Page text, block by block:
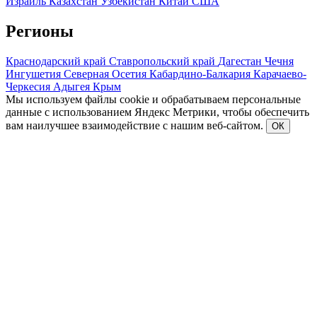
Регионы
Краснодарский край Ставропольский край Дагестан Чечня
Ингушетия Северная Осетия Кабардино-Балкария Карачаево-
Черкесия Адыгея Крым
Мы используем файлы cookie и обрабатываем персональные
данные с использованием Яндекс Метрики, чтобы обеспечить
вам наилучшее взаимодействие с нашим веб-сайтом.
ОК